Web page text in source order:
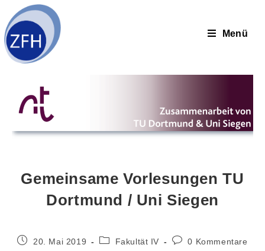
Menü
Gemeinsame Vorlesungen TU
Dortmund / Uni Siegen
20. Mai 2019 Fakultät IV 0 Kommentare